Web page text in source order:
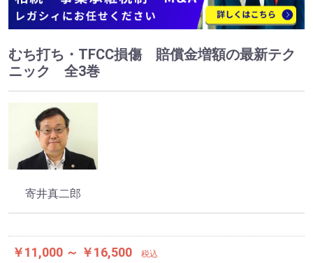
むち打ち・TFCC損傷 賠償金増額の最新テク
ニック 全3巻
寄井真二郎
￥11,000 ～ ￥16,500 税込